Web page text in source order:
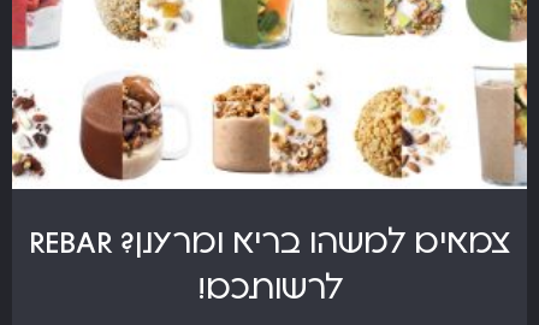
צמאים למשהו בריא ומרענן? REBAR
לרשותכם!